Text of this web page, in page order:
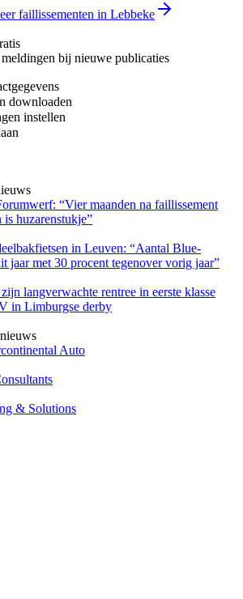
faillissementen in Lebbeke
bij nieuwe publicaties
downloaden
instellen
“Vier maanden na faillissement
huzarenstukje”
in Leuven: “Aantal Blue-
jaar met 30 procent tegenover vorig jaar”
langverwachte rentree in eerste klasse
in Limburgse derby
Auto
& Solutions